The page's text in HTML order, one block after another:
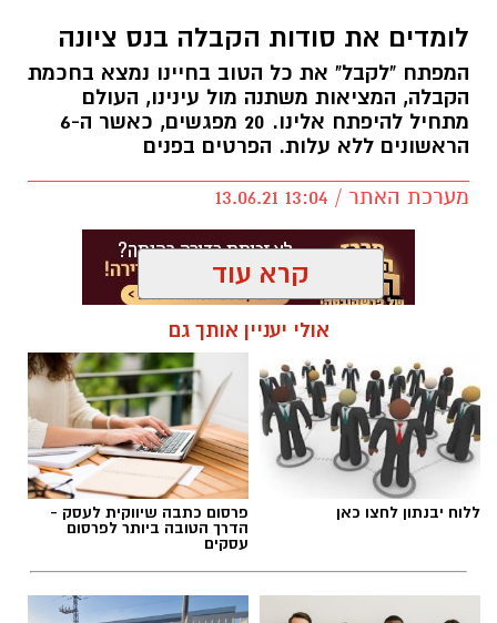
לומדים את סודות הקבלה בנס ציונה
המפתח "לקבל" את כל הטוב בחיינו נמצא בחכמת
הקבלה, המציאות משתנה מול עינינו, העולם
מתחיל להיפתח אלינו. 20 מפגשים, כאשר ה-6
הראשונים ללא עלות. הפרטים בפנים
מערכת האתר / 13:04 13.06.21
קרא עוד
אולי יעניין אותך גם
ללוח יבנתון לחצו כאן פרסום כתבה שיווקית לעסק -
הדרך הטובה ביותר לפרסום
עסקים